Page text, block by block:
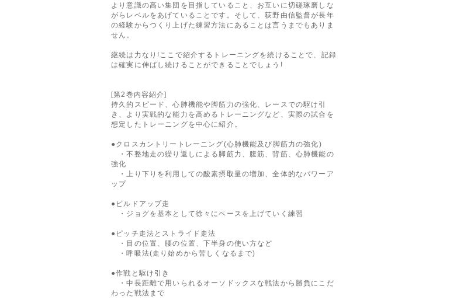
より意識の高い集団を目指していること、お互いに切磋琢磨しな
がらレベルをあげていることです。そして、荻野由信監督が長年
の経験からつくり上げた練習方法にあることは言うまでもありま
せん。
継続は力なり!ここで紹介するトレーニングを続けることで、記録
は確実に伸ばし続けることができることでしょう!
[第2巻内容紹介]
持久的スピード、心肺機能や脚筋力の強化、レースでの駆け引
き、より実戦的な能力を高めるトレーニングなど、実際の試合を
想定したトレーニングを中心に紹介。
●クロスカントリートレーニング(心肺機能及び脚筋力の強化)
・不整地走の繰り返しによる脚筋力、腹筋、背筋、心肺機能の
強化
・上り下りを利用しての酸素摂取量の増加、全体的なパワーア
ップ
●ビルドアップ走
・ジョグを基本として徐々にペースを上げていく練習
●ピッチ走法とストライド走法
・目の位置、腰の位置、下半身の使い方など
・呼吸法(走り始めから苦しくなるまで)
●作戦と駆け引き
・中長距離で用いられるオーソドックスな戦法から勝負にこだ
わった戦法まで